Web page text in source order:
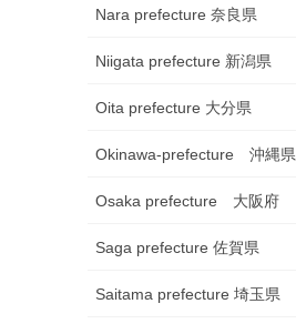
Nara prefecture 奈良県
Niigata prefecture 新潟県
Oita prefecture 大分県
Okinawa-prefecture 沖縄県
Osaka prefecture 大阪府
Saga prefecture 佐賀県
Saitama prefecture 埼玉県